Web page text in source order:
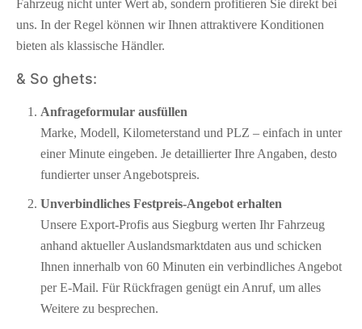
Fahrzeug nicht unter Wert ab, sondern profitieren Sie direkt bei
uns. In der Regel können wir Ihnen attraktivere Konditionen
bieten als klassische Händler.
& So ghets:
Anfrageformular ausfüllen
Marke, Modell, Kilometerstand und PLZ – einfach in unter
einer Minute eingeben. Je detaillierter Ihre Angaben, desto
fundierter unser Angebotspreis.
Unverbindliches Festpreis-Angebot erhalten
Unsere Export-Profis aus Siegburg werten Ihr Fahrzeug
anhand aktueller Auslandsmarktdaten aus und schicken
Ihnen innerhalb von 60 Minuten ein verbindliches Angebot
per E-Mail. Für Rückfragen genügt ein Anruf, um alles
Weitere zu besprechen.